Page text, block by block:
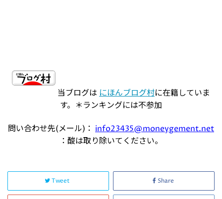
当ブログは にほんブログ村に在籍していま
す。＊ランキングには不参加
問い合わせ先(メール)： info23435@moneygement.net
：酸は取り除いてください。
Tweet Share